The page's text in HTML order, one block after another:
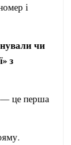
і
чи
з
— це перша